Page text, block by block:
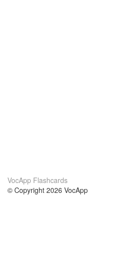
VocApp Flashcards
© Copyright 2026 VocApp